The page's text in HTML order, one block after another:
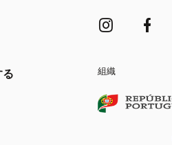
組織